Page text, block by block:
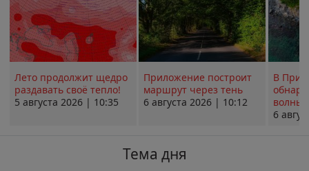
Лето продолжит щедро
раздавать своё тепло!
5 августа 2026 | 10:35
Приложение построит
маршрут через тень
6 августа 2026 | 10:12
В
волны
6
Тема дня